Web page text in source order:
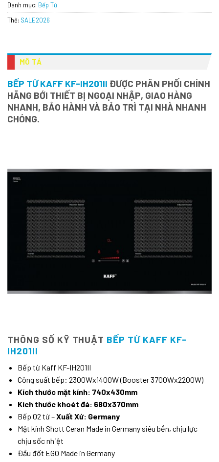
Danh mục: Bếp Từ
Thẻ: SALE2026
MÔ TẢ
BẾP TỪ KAFF KF-IH201II ĐƯỢC PHÂN PHỐI CHÍNH
HÃNG BỚI THIẾT BỊ NGOẠI NHẬP, GIAO HÀNG
NHANH, BẢO HÀNH VÀ BẢO TRÌ TẠI NHÀ NHANH
CHÓNG.
THÔNG SỐ KỸ THUẬT BẾP TỪ KAFF KF-
IH201II
Bếp từ Kaff KF-IH201II
Công suất bếp: 2300Wx1400W (Booster 3700Wx2200W)
Kích thước mặt kính: 740x430mm
Kích thước khoét đá: 680x370mm
Bếp 02 từ –Xuất Xứ: Germany
Mặt kính Shott Ceran Made in Germany siêu bền, chịu lực
chịu sốc nhiệt
Đầu đốt EGO Made in Germany